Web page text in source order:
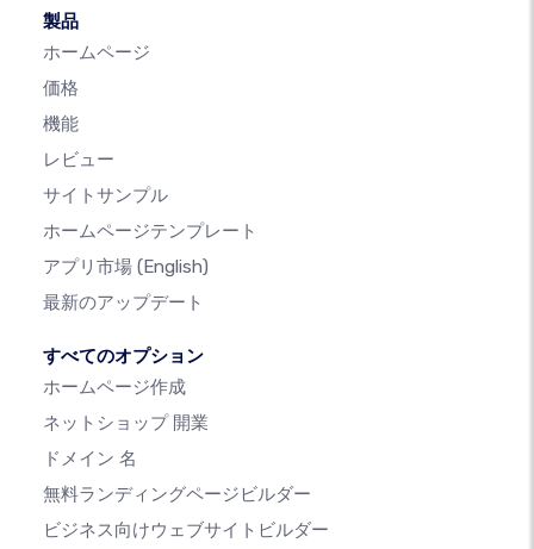
製品
ホームページ
価格
機能
レビュー
サイトサンプル
ホームページテンプレート
アプリ市場 (English)
最新のアップデート
すべてのオプション
ホームページ作成
ネットショップ 開業
ドメイン 名
無料ランディングページビルダー
ビジネス向けウェブサイトビルダー